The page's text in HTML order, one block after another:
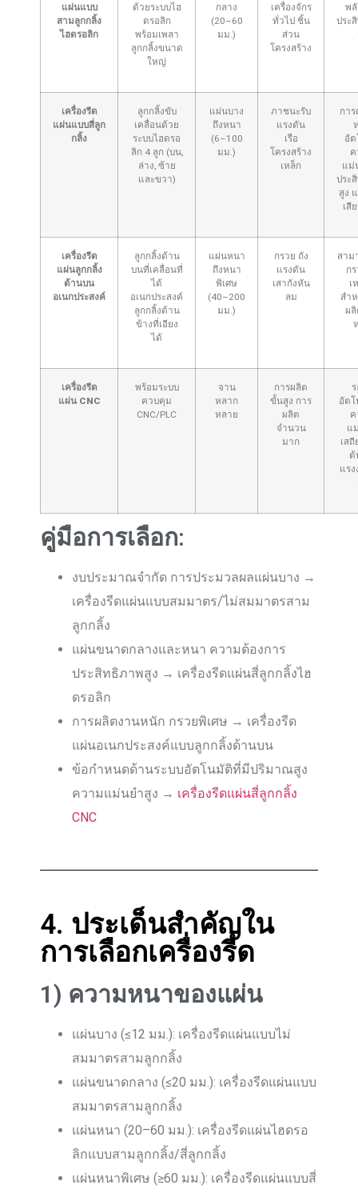
แผ่นแบบ
สามลูกกลิ้ง
ไฮดรอลิก
ด้วยระบบไฮ
ดรอลิก
พร้อมเพลา
ลูกกลิ้งขนาด
ใหญ่
กลาง
(20–60
มม.)
เครื่องจักร
ทั่วไป ชิ้น
ส่วน
โครงสร้าง
พ
ประ
เครื่องรีด
แผ่นแบบสี่ลูก
กลิ้ง
ลูกกลิ้งขับ
เคลื่อนด้วย
ระบบไฮดรอ
ลิก 4 ลูก (บน,
ล่าง, ซ้าย
และขวา)
แผ่นบาง
ถึงหนา
(6–100
มม.)
ภาชนะรับ
แรงดัน
เรือ
โครงสร้าง
เหล็ก
กา
อั
แม่
ประ
สูง
เสี
เครื่องรีด
แผ่นลูกกลิ้ง
ด้านบน
อเนกประสงค์
ลูกกลิ้งด้าน
บนที่เคลื่อนที่
ได้
อเนกประสงค์
ลูกกลิ้งด้าน
ข้างที่เอียง
ได้
แผ่นหนา
ถึงหนา
พิเศษ
(40–200
มม.)
กรวย ถัง
แรงดัน
เสากังหัน
ลม
สาม
ก
เ
สำ
ผ
เครื่องรีด
แผ่น CNC
พร้อมระบบ
ควบคุม
CNC/PLC
จาน
หลาก
หลาย
การผลิต
ขั้นสูง การ
ผลิต
จำนวน
มาก
อัต
แ
เส
ต้
แร
คู่มือการเลือก:
งบประมาณจำกัด การประมวลผลแผ่นบาง →
เครื่องรีดแผ่นแบบสมมาตร/ไม่สมมาตรสาม
ลูกกลิ้ง
แผ่นขนาดกลางและหนา ความต้องการ
ประสิทธิภาพสูง → เครื่องรีดแผ่นสี่ลูกกลิ้งไฮ
ดรอลิก
การผลิตงานหนัก กรวยพิเศษ → เครื่องรีด
แผ่นอเนกประสงค์แบบลูกกลิ้งด้านบน
ข้อกำหนดด้านระบบอัตโนมัติที่มีปริมาณสูง
ความแม่นยำสูง → เครื่องรีดแผ่นสี่ลูกกลิ้ง
CNC
4. ประเด็นสำคัญใน
การเลือกเครื่องรีด
1) ความหนาของแผ่น
แผ่นบาง (≤12 มม.): เครื่องรีดแผ่นแบบไม่
สมมาตรสามลูกกลิ้ง
แผ่นขนาดกลาง (≤20 มม.): เครื่องรีดแผ่นแบบ
สมมาตรสามลูกกลิ้ง
แผ่นหนา (20–60 มม.): เครื่องรีดแผ่นไฮดรอ
ลิกแบบสามลูกกลิ้ง/สี่ลูกกลิ้ง
แผ่นหนาพิเศษ (≥60 มม.): เครื่องรีดแผ่นแบบสี่